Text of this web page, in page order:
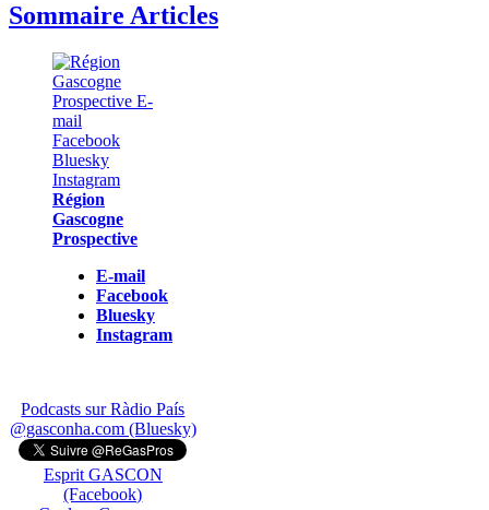
Sommaire Articles
Région
Gascogne
Prospective
E-mail
Facebook
Bluesky
Instagram
Podcasts sur Ràdio País
@gasconha.com (Bluesky)
Esprit GASCON
(Facebook)